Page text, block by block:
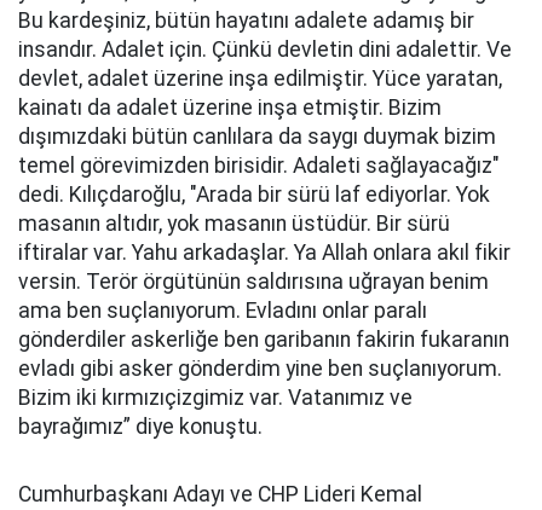
Bu kardeşiniz, bütün hayatını adalete adamış bir
insandır. Adalet için. Çünkü devletin dini adalettir. Ve
devlet, adalet üzerine inşa edilmiştir. Yüce yaratan,
kainatı da adalet üzerine inşa etmiştir. Bizim
dışımızdaki bütün canlılara da saygı duymak bizim
temel görevimizden birisidir. Adaleti sağlayacağız"
dedi. Kılıçdaroğlu, "Arada bir sürü laf ediyorlar. Yok
masanın altıdır, yok masanın üstüdür. Bir sürü
iftiralar var. Yahu arkadaşlar. Ya Allah onlara akıl fikir
versin. Terör örgütünün saldırısına uğrayan benim
ama ben suçlanıyorum. Evladını onlar paralı
gönderdiler askerliğe ben garibanın fakirin fukaranın
evladı gibi asker gönderdim yine ben suçlanıyorum.
Bizim iki kırmızıçizgimiz var. Vatanımız ve
bayrağımız” diye konuştu.
Cumhurbaşkanı Adayı ve CHP Lideri Kemal